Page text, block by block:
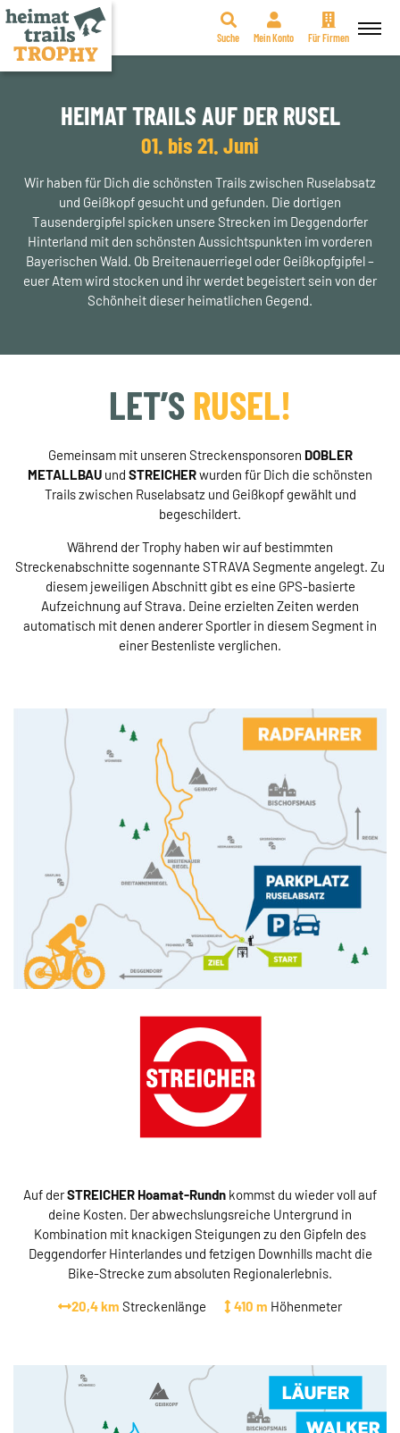
Zum
Suche Mein Konto Für Firmen
HEIMAT TRAILS AUF DER RUSEL
01. bis 21. Juni
Wir haben für Dich die schönsten Trails zwischen Ruselabsatz
und Geißkopf gesucht und gefunden. Die dortigen
Tausendergipfel spicken unsere Strecken im Deggendorfer
Hinterland mit den schönsten Aussichtspunkten im vorderen
Bayerischen Wald. Ob Breitenauerriegel oder Geißkopfgipfel –
euer Atem wird stocken und ihr werdet begeistert sein von der
Schönheit dieser heimatlichen Gegend.
LET’S RUSEL!
Gemeinsam mit unseren Streckensponsoren DOBLER
METALLBAU und STREICHERwurden für Dich die schönsten
Trails zwischen Ruselabsatz und Geißkopf gewählt und
begeschildert.
Während der Trophy haben wir auf bestimmten
Streckenabschnitte sogennante STRAVA Segmente angelegt. Zu
diesem jeweiligen Abschnitt gibt es eine GPS-basierte
Aufzeichnung auf Strava. Deine erzielten Zeiten werden
automatisch mit denen anderer Sportler in diesem Segment in
einer Bestenliste verglichen.
Auf derSTREICHER Hoamat-Rundn kommst du wieder voll auf
deine Kosten. Der abwechslungsreiche Untergrund in
Kombination mit knackigen Steigungen zu den Gipfeln des
Deggendorfer Hinterlandes und fetzigen Downhills macht die
Bike-Strecke zum absoluten Regionalerlebnis.
20,4 km Streckenlänge 410 m Höhenmeter